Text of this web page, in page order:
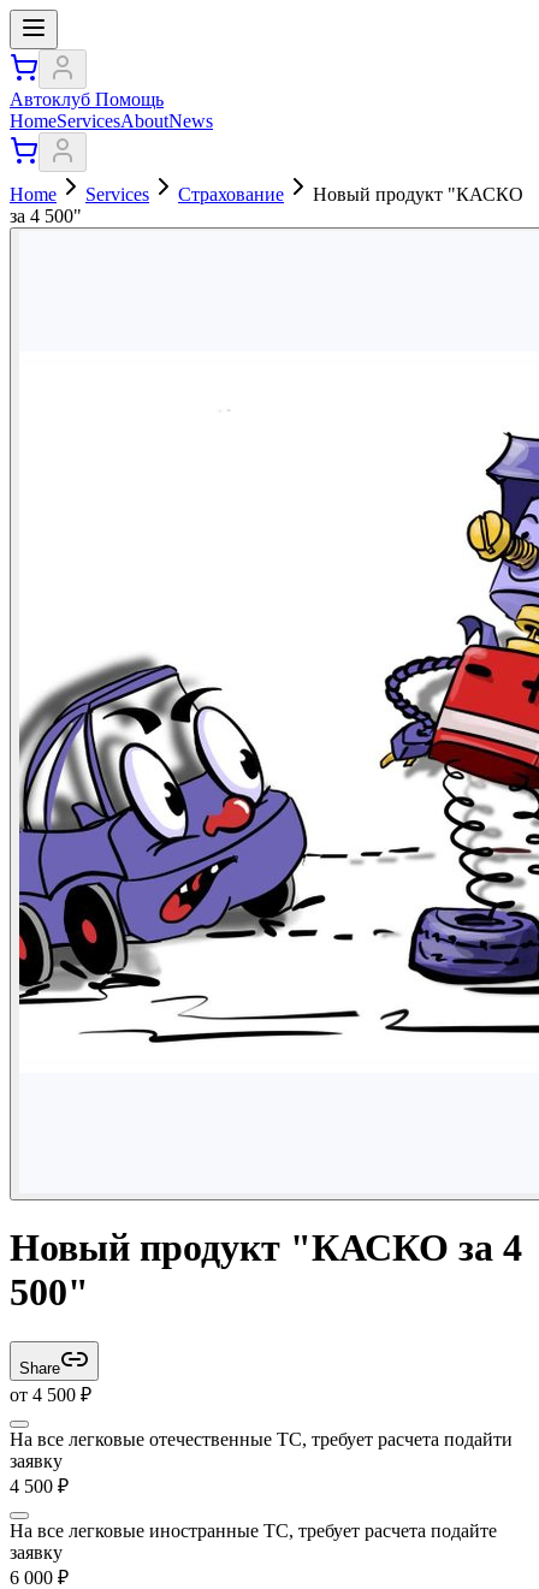
Автоклуб Помощь
HomeServicesAboutNews
Home Services Страхование
Новый продукт "КАСКО
за 4 500"
Новый продукт "КАСКО за 4
500"
Share
от 4 500 ₽
На все легковые отечественные ТС, требует расчета подайти
заявку
4 500 ₽
На все легковые иностранные ТС, требует расчета подайте
заявку
6 000 ₽